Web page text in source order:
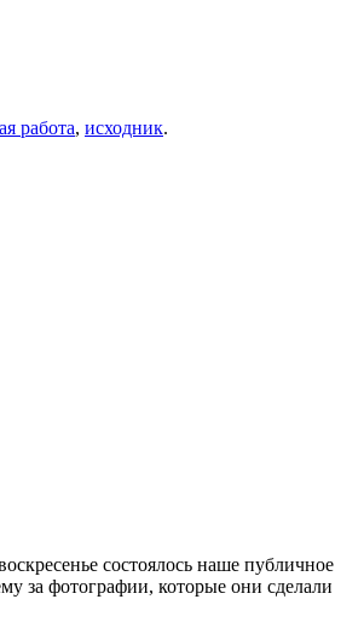
работа, исходник.
состоялось наше публичное
за фотографии, которые они сделали